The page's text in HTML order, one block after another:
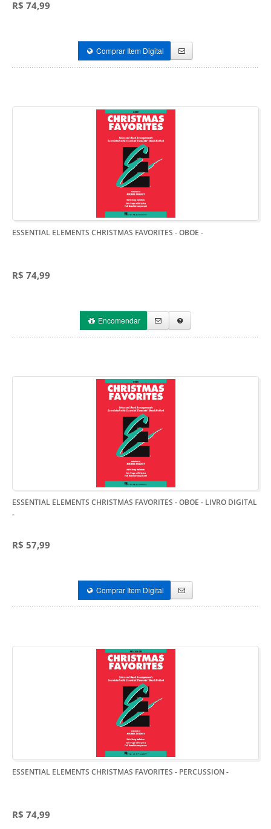
R$ 74,99
Comprar Item Digital
ESSENTIAL ELEMENTS CHRISTMAS FAVORITES - OBOE -
R$ 74,99
Encomendar
ESSENTIAL ELEMENTS CHRISTMAS FAVORITES - OBOE - LIVRO DIGITAL
-
R$ 57,99
Comprar Item Digital
ESSENTIAL ELEMENTS CHRISTMAS FAVORITES - PERCUSSION-
R$ 74,99